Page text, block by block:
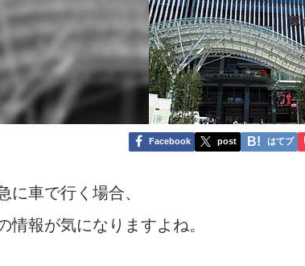
Facebook post はてブ
に車で行く場合、
情報が気になりますよね。